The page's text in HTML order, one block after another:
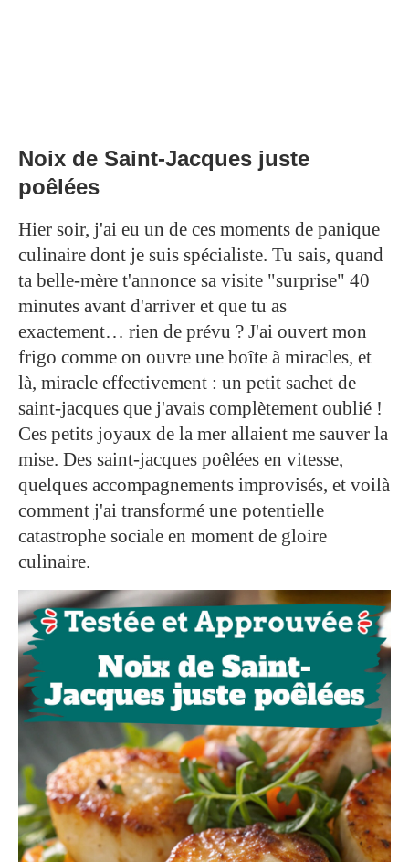
Noix de Saint-Jacques juste
poêlées
Hier soir, j'ai eu un de ces moments de panique
culinaire dont je suis spécialiste. Tu sais, quand
ta belle-mère t'annonce sa visite "surprise" 40
minutes avant d'arriver et que tu as
exactement… rien de prévu ? J'ai ouvert mon
frigo comme on ouvre une boîte à miracles, et
là, miracle effectivement : un petit sachet de
saint-jacques que j'avais complètement oublié !
Ces petits joyaux de la mer allaient me sauver la
mise. Des saint-jacques poêlées en vitesse,
quelques accompagnements improvisés, et voilà
comment j'ai transformé une potentielle
catastrophe sociale en moment de gloire
culinaire.